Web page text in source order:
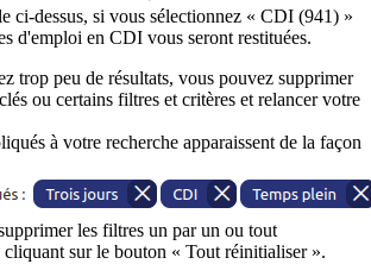
ci-dessus, si vous sélectionnez « CDI (941) »
d'emploi en CDI vous seront restituées.
trop peu de résultats, vous pouvez supprimer
ou certains filtres et critères et relancer votre
à votre recherche apparaissent de la façon
les filtres un par un ou tout
sur le bouton « Tout réinitialiser ».